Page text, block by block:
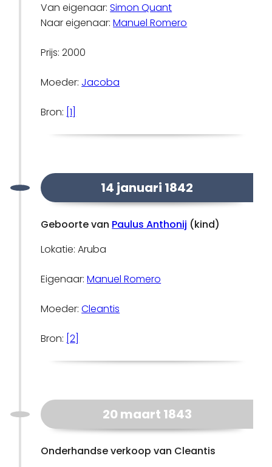
Van eigenaar:Simon Quant
Naar eigenaar:Manuel Romero
Prijs: 2000
Moeder: Jacoba
Bron: [1]
14 januari 1842
Geboorte van Paulus Anthonij (kind)
Lokatie: Aruba
Eigenaar:Manuel Romero
Moeder:Cleantis
Bron: [2]
20 maart 1843
Onderhandse verkoop van Cleantis